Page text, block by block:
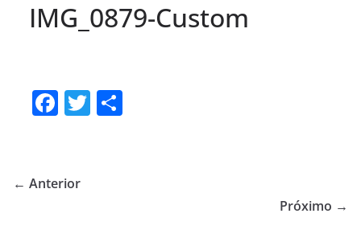
IMG_0879-Custom
F
e
T
← Anterior
Próximo →